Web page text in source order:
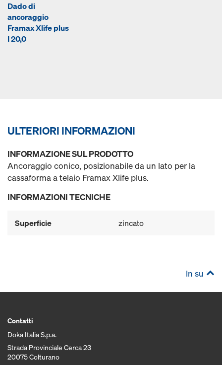
Dado di
ancoraggio
Framax Xlife plus
I 20,0
ULTERIORI INFORMAZIONI
INFORMAZIONE SUL PRODOTTO
Ancoraggio conico, posizionabile da un lato per la
cassaforma a telaio Framax Xlife plus.
INFORMAZIONI TECNICHE
Superficie zincato
In su
Contatti
Doka Italia S.p.a.
Strada Provinciale Cerca 23
20075 Colturano